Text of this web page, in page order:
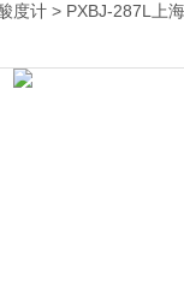
度计 > PXBJ-287L上